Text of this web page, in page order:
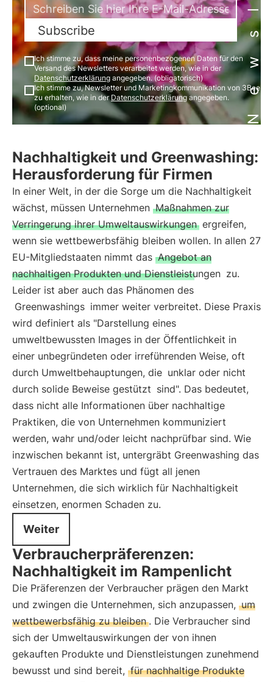
Subscribe
Ich stimme zu, dass meine personenbezogenen Daten für den
Versand des Newsletters verarbeitet werden, wie in der
Datenschutzerklärung angegeben. (obligatorisch)
Ich stimme zu, Newsletter und Marketingkommunikation von 3Bee
zu erhalten, wie in derDatenschutzerklärungangegeben.
(optional)
Nachhaltigkeit und Greenwashing:
Herausforderung für Firmen
In einer Welt, in der die Sorge um die Nachhaltigkeit
wächst, müssen Unternehmen Maßnahmen zur
Verringerung ihrer Umweltauswirkungen ergreifen,
wenn sie wettbewerbsfähig bleiben wollen. In allen 27
EU-Mitgliedstaaten nimmt das Angebot an
nachhaltigen Produkten und Dienstleistungen zu.
Leider ist aber auch das Phänomen des
Greenwashings immer weiter verbreitet. Diese Praxis
wird definiert als "Darstellung eines
umweltbewussten Images in der Öffentlichkeit in
einer unbegründeten oder irreführenden Weise, oft
durch Umweltbehauptungen, die unklar oder nicht
durch solide Beweise gestützt sind". Das bedeutet,
dass nicht alle Informationen über nachhaltige
Praktiken, die von Unternehmen kommuniziert
werden, wahr und/oder leicht nachprüfbar sind. Wie
inzwischen bekannt ist, untergräbt Greenwashing das
Vertrauen des Marktes und fügt all jenen
Unternehmen, die sich wirklich für Nachhaltigkeit
einsetzen, enormen Schaden zu.
Weiter
Verbraucherpräferenzen:
Nachhaltigkeit im Rampenlicht
Die Präferenzen der Verbraucher prägen den Markt
und zwingen die Unternehmen, sich anzupassen, um
wettbewerbsfähig zu bleiben . Die Verbraucher sind
sich der Umweltauswirkungen der von ihnen
gekauften Produkte und Dienstleistungen zunehmend
bewusst und sind bereit, für nachhaltige Produkte